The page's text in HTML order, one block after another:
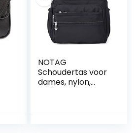
NOTAG
Schoudertas voor
dames, nylon,